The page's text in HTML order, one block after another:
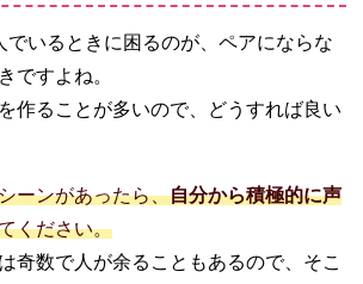
でいるときに困るのが、ペアにならな
ですよね。
作ることが多いので、どうすれば良い
ーンがあったら、自分から積極的に声
ください。
奇数で人が余ることもあるので、そこ